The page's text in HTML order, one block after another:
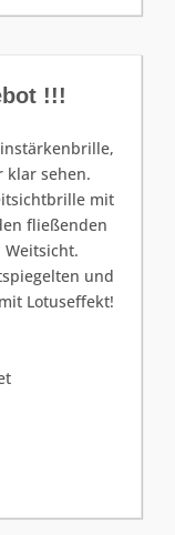
!!!
klar sehen.
mit
fließenden
Weitsicht.
und
Lotuseffekt!